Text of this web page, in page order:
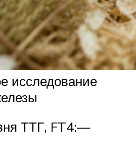
исследование
ТТГ, FT4:—